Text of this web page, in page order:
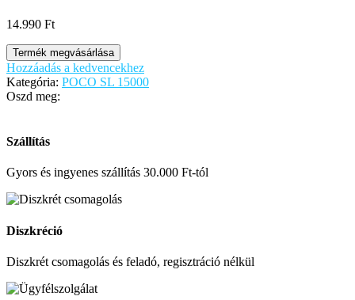
14.990 Ft
Termék megvásárlása
Hozzáadás a kedvencekhez
Kategória: POCO SL 15000
Oszd meg:
Szállítás
Gyors és ingyenes szállítás 30.000 Ft-tól
Diszkréció
Diszkrét csomagolás és feladó, regisztráció nélkül